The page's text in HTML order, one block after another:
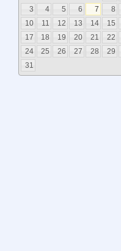
3
4 5 6 7 8
10
11 12 13 14 15
17
18 19 20 21 22
24
25 26 27 28 29
31